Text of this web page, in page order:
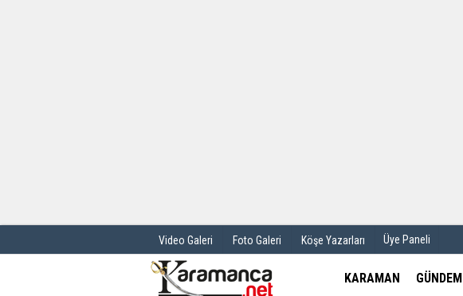
Video Galeri Foto Galeri Köşe Yazarları Üye Paneli
KARAMAN GÜNDEM